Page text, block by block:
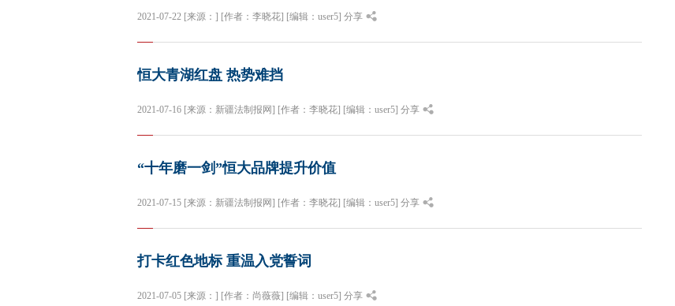
2021-07-22 [来源：] [作者：李晓花] [编辑：user5] 分享
恒大青湖红盘 热势难挡
2021-07-16 [来源：新疆法制报网] [作者：李晓花] [编辑：user5] 分享
“十年磨一剑”恒大品牌提升价值
2021-07-15 [来源：新疆法制报网] [作者：李晓花] [编辑：user5] 分享
打卡红色地标 重温入党誓词
2021-07-05 [来源：] [作者：尚薇薇] [编辑：user5] 分享